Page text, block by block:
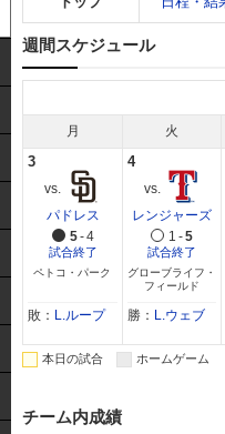
週間スケジュール
月 火
3
パドレス
5-4
試合終了
ペトコ・パーク
敗： L.ループ
4
レンジャーズ
1 -5
試合終了
グローブライフ・
フィールド
勝： L.ウェブ
本日の試合 ホームゲーム
チーム内成績